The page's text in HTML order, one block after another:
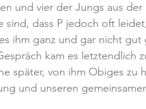
und vier der Jungs aus der
sind, dass P jedoch oft
ihm ganz und gar nicht
kam es letztendlich
später, von ihm Obiges zu
und unseren